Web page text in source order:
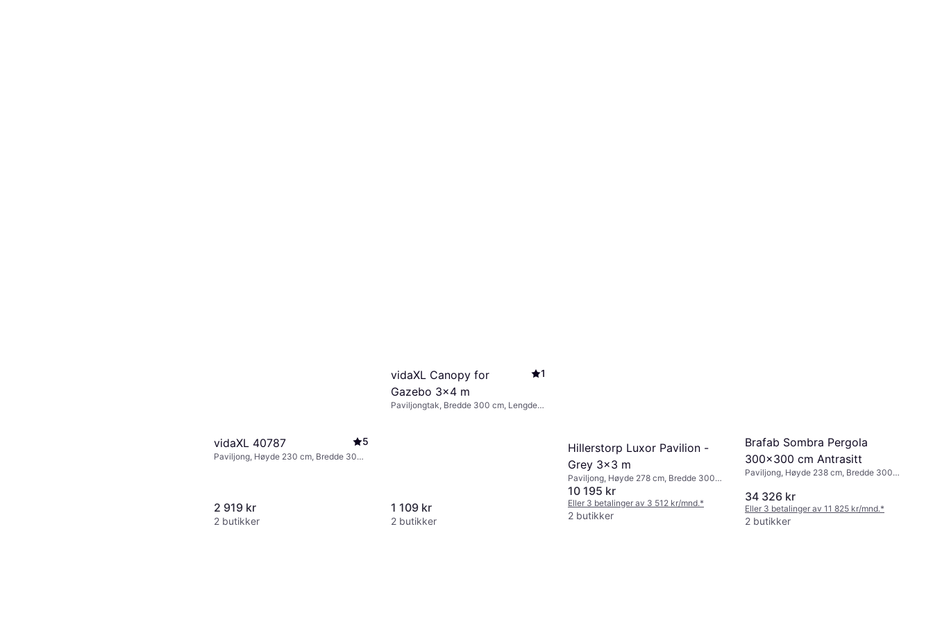
vidaXL 40787 5
Paviljong, Høyde 230 cm, Bredde 300
2 919 kr
2 butikker
vidaXL Canopy for
Gazebo 3x4 m
1
Paviljongtak, Bredde 300 cm, Lengde
1 109 kr
2 butikker
Hillerstorp Luxor Pavilion -
Grey 3x3 m
Paviljong, Høyde 278 cm, Bredde 300
cm, Lengde 300 cm
10 195 kr
Eller 3 betalinger av 3 512 kr/mnd.*
2 butikker
Brafab Sombra Pergola
300x300 cm Antrasitt
Paviljong, Høyde 238 cm, Bredde 300
34 326 kr
Eller 3 betalinger av 11 825 kr/mnd.*
2 butikker